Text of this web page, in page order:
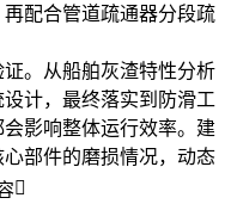
再配合管道疏通器分段疏
。从船舶灰渣特性分析
计，最终落实到 防滑工
影响整体运行效率。建
部件的磨损情况，动态
